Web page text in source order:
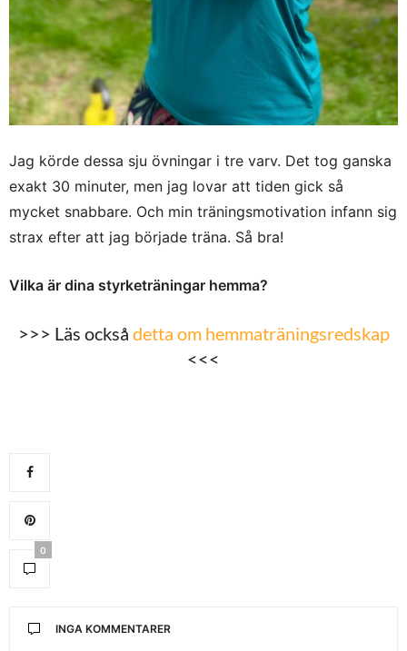
Jag körde dessa sju övningar i tre varv. Det tog ganska
exakt 30 minuter, men jag lovar att tiden gick så
mycket snabbare. Och min träningsmotivation infann sig
strax efter att jag började träna. Så bra!
Vilka är dina styrketräningar hemma?
>>> Läs också detta om hemmaträningsredskap
<<<
0
INGA KOMMENTARER